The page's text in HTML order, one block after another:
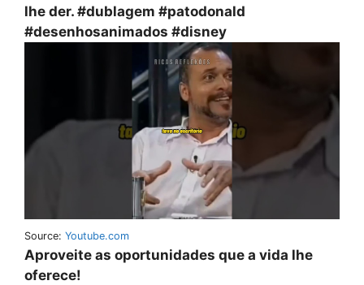
lhe der. #dublagem #patodonald
#desenhosanimados #disney
Source: Youtube.com
Aproveite as oportunidades que a vida lhe
oferece!